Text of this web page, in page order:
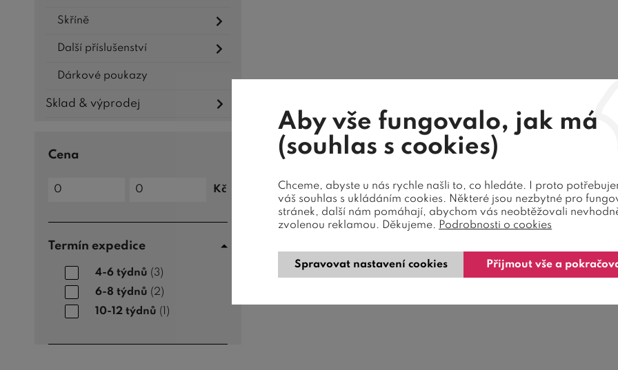
Skříně
Další příslušenství
Dárkové poukazy
Sklad & výprodej
Cena
Cena
Cena
do
Kč
Termín expedice
4-6 týdnů (3)
6-8 týdnů (2)
10-12 týdnů (1)
Aby vše fungovalo, jak má
(souhlas s cookies)
Chceme, abyste u nás rychle našli to, co hledáte. I proto
váš souhlas s ukládáním cookies. Některé jsou nezbytné pro
stránek, další nám pomáhají, abychom vás neobtěžovali
zvolenou reklamou. Děkujeme. Podrobnosti o cookies
Spravovat nastavení cookies Přijmout vše a